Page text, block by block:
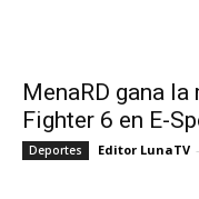
MenaRD gana
Fighter 6 en E-
Deportes Editor LunaTV -